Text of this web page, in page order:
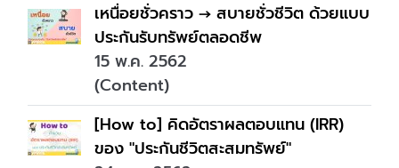
เหนื่อยชั่วคราว → สบายชั่วชีวิต ด้วยแบบ
ประกันรับทรัพย์ตลอดชีพ
15 พ.ค. 2562
(Content)
[How to] คิดอัตราผลตอบแทน (IRR)
ของ "ประกันชีวิตสะสมทรัพย์"